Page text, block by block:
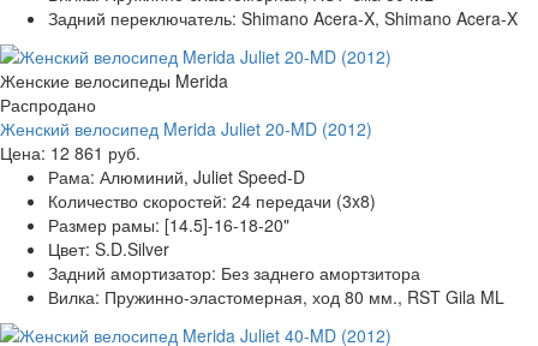
Задний переключатель: Shimano Acera-X, Shimano Acera-X
Женские велосипеды Merida
Распродано
Женский велосипед Merida Juliet 20-MD (2012)
Цена: 12 861 руб.
Рама: Алюминий, Juliet Speed-D
Количество скоростей: 24 передачи (3x8)
Размер рамы: [14.5]-16-18-20"
Цвет: S.D.Silver
Задний амортизатор: Без заднего амортзитора
Вилка: Пружинно-эластомерная, ход 80 мм., RST Gila ML